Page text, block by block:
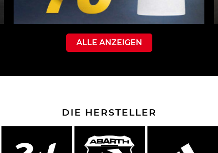
ALLE ANZEIGEN
DIE HERSTELLER